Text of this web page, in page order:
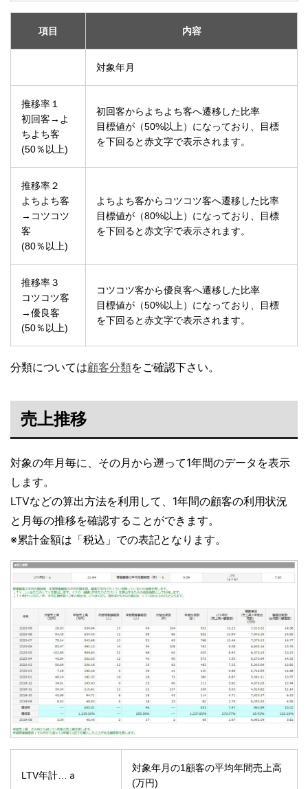
項目 内容
対象年月
推移率１
初回客→よ
ちよち客
(50％以上)
初回客からよちよち客へ遷移した比率
目標値が（50%以上）になっており、目標
を下回ると赤文字で表示されます。
推移率２
よちよち客
→コツコツ
客
(80％以上)
よちよち客からコツコツ客へ遷移した比率
目標値が（80%以上）になっており、目標
を下回ると赤文字で表示されます。
推移率３
コツコツ客
→優良客
(50％以上)
コツコツ客から優良客へ遷移した比率
目標値が（50%以上）になっており、目標
を下回ると赤文字で表示されます。
分類については顧客分類をご確認下さい。
売上推移
対象の年月毎に、その月から遡って1年間のデータを表示
します。
LTVなどの算出方法を利用して、1年間の顧客の利用状況
と月毎の推移を確認することができます。
※累計金額は「税込」での表記となります。
LTV年計…ａ
対象年月の1顧客の平均年間売上高
(万円)